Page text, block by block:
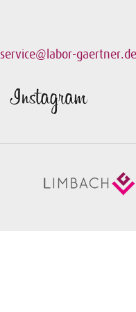
service@labor-gaertner.de